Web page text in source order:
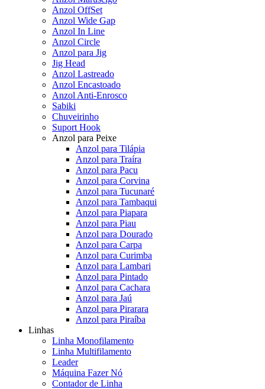
Anzol OffSet
Anzol Wide Gap
Anzol In Line
Anzol Circle
Anzol para Jig
Jig Head
Anzol Lastreado
Anzol Encastoado
Anzol Anti-Enrosco
Sabiki
Chuveirinho
Suport Hook
Anzol para Peixe
Anzol para Tilápia
Anzol para Traíra
Anzol para Pacu
Anzol para Corvina
Anzol para Tucunaré
Anzol para Tambaqui
Anzol para Piapara
Anzol para Piau
Anzol para Dourado
Anzol para Carpa
Anzol para Curimba
Anzol para Lambari
Anzol para Pintado
Anzol para Cachara
Anzol para Jaú
Anzol para Pirarara
Anzol para Piraíba
Linhas
Linha Monofilamento
Linha Multifilamento
Leader
Máquina Fazer Nó
Contador de Linha